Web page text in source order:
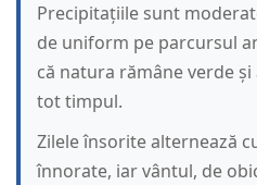
Precipitațiile sunt
de uniform pe parcursul
că natura rămâne verde
tot timpul.
Zilele însorite alternează
înnorate, iar vântul, de